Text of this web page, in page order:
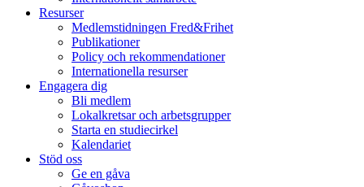
Resurser
Medlemstidningen Fred&Frihet
Publikationer
Policy och rekommendationer
Internationella resurser
Engagera dig
Bli medlem
Lokalkretsar och arbetsgrupper
Starta en studiecirkel
Kalendariet
Stöd oss
Ge en gåva